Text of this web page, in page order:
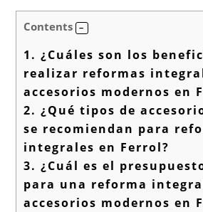
Contents
1. ¿Cuáles son los
realizar reformas
accesorios modernos en
2. ¿Qué tipos de
se recomiendan para
integrales en Ferrol?
3. ¿Cuál es el
para una reforma
accesorios modernos en